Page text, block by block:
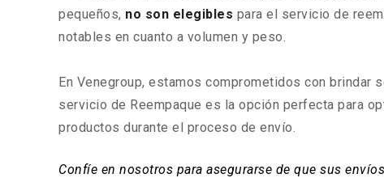
pequeños, no son elegibles para el servicio de
notables en cuanto a volumen y peso.
En Venegroup, estamos comprometidos con
servicio de Reempaque es la opción perfecta para
productos durante el proceso de envío.
Confíe en nosotros para asegurarse de que sus